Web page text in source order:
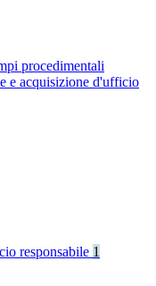
procedimentali
e acquisizione d'ufficio
responsabile 1